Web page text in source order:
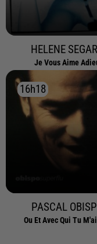
HELENE
Je Vous Aime
16h18
16h18
PASCAL
Ou Et Avec Qui Tu